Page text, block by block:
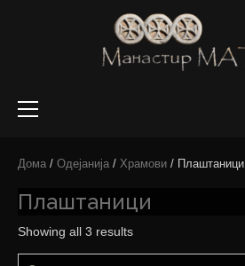
Matka
Дома / Одејанија / Храмови / Плаштаници
Плаштаници
Showing all 3 results